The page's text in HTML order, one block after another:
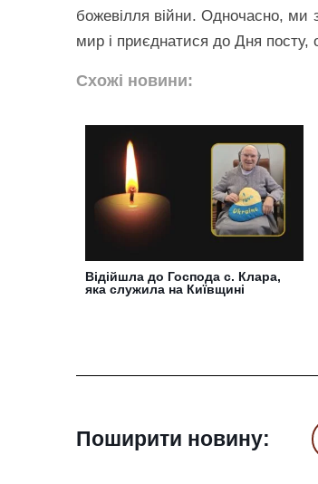
божевілля війни. Одночасно, ми
мир і приєднатися до Дня
Схожі новини:
Відійшла до Господа с. Клара,
яка служила на Київщині
Поширити новину: